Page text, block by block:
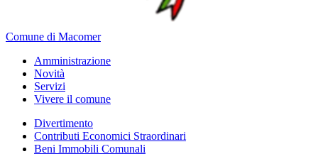
Comune di Macomer
Amministrazione
Novità
Servizi
Vivere il comune
Divertimento
Contributi Economici Straordinari
Beni Immobili Comunali